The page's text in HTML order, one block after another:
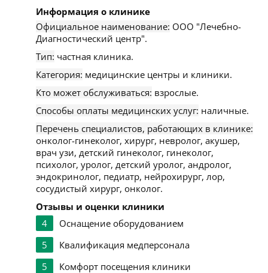
Информация о клинике
Официальное наименование: ООО "Лечебно-
Диагностический центр".
Тип: частная клиника.
Категория: медицинские центры и клиники.
Кто может обслуживаться: взрослые.
Способы оплаты медицинских услуг: наличные.
Перечень специалистов, работающих в клинике:
онколог-гинеколог, хирург, невролог, акушер,
врач узи, детский гинеколог, гинеколог,
психолог, уролог, детский уролог, андролог,
эндокринолог, педиатр, нейрохирург, лор,
сосудистый хирург, онколог.
Отзывы и оценки клиники
4
Оснащение оборудованием
5
Квалификация медперсонала
5
Комфорт посещения клиники